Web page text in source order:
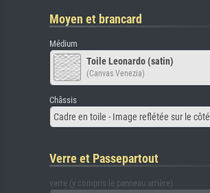
Moyen et brancard
Médium
Toile Leonardo (satin)
(Canvas Venezia)
Châssis
Cadre en toile - Image reflétée sur le côté
Verre et Passepartout
verre (y compris le panneau arrière)